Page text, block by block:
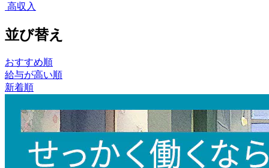
高収入
並び替え
おすすめ順
給与が高い順
新着順